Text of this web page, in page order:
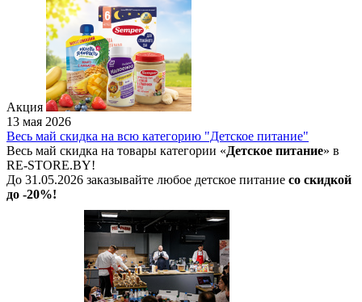
Акция
13 мая 2026
Весь май скидка на всю категорию "Детское питание"
Весь май скидка на товары категории «Детское питание» в
RE-STORE.BY!
До 31.05.2026 заказывайте любое детское питание со скидкой
до -20%!